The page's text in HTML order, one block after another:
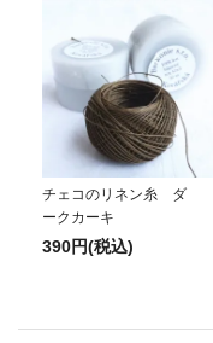
チェコのリネン糸 ダ
ークカーキ
390円(税込)